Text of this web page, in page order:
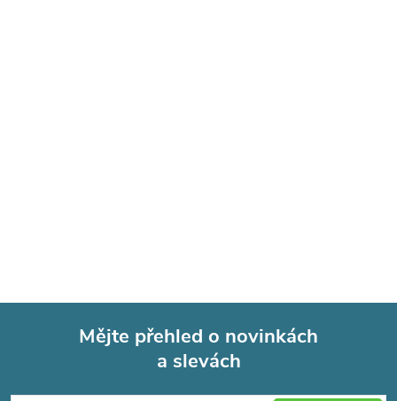
Mějte přehled o novinkách
a slevách